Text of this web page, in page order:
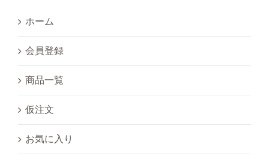
ホーム
会員登録
商品一覧
仮注文
お気に入り